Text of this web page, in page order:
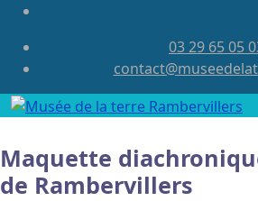
03 29 65 05
Maquette
de Rambervillers